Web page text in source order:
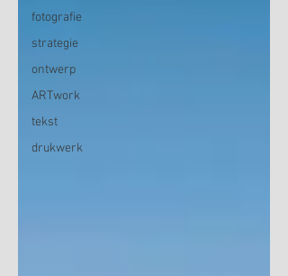
fotografie
strategie
ontwerp
ARTwork
tekst
drukwerk